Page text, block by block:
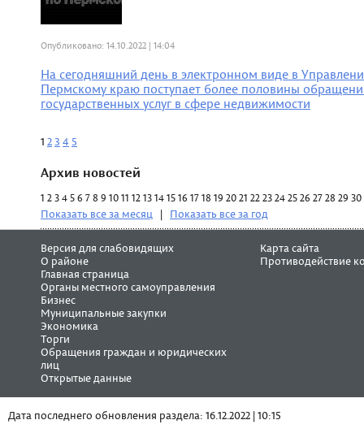
Опубликовано: 14.10.2022 | 14:04
На сегодняшний день в электронном виде в
Пермскому краю поступает более половины
государственных услуг в сфере недвижимости
1 23 4 5
Архив новостей
1 2 3 4 5 6 7 8 9 10 11 12 13 14 15 16 17 18 19 20 21 22 23 24 25 26 27 28 29 30
Показать все за месяц Показать все за год
Версия для слабовидящих
О районе
Главная страница
Органы местного самоуправления
Бизнес
Муниципальные закупки
Экономика
Торги
Обращения граждан и юридических
лиц
Открытые данные
Карта сайта
Противодействие
Дата последнего обновления раздела: 16.12.2022 | 10:15